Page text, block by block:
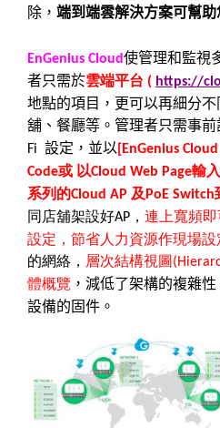
除， 端到端雲解決方案可幫
EnGenius Cloud使管理和監視
者只需於雲端平台 ( https://
地點的項目，更可以再細分
舖、餐廳等。管理者只需事前
Fi 設定，並以 [EnGenius Cloud
Code或 以Cloud Web Page輸入
系列的Cloud AP 及 PoE Switch
同店舖架設好AP ， 連上寬頻
設定，節省人力資源作現場設
的網絡， 層次結構視圖
體概覽 ，減低了架構的複雜性
設備的固件。